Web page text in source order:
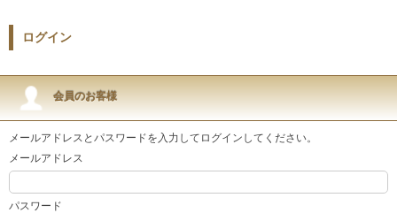
ログイン
会員のお客様
メールアドレスとパスワードを入力してログインしてください。
メールアドレス
パスワード